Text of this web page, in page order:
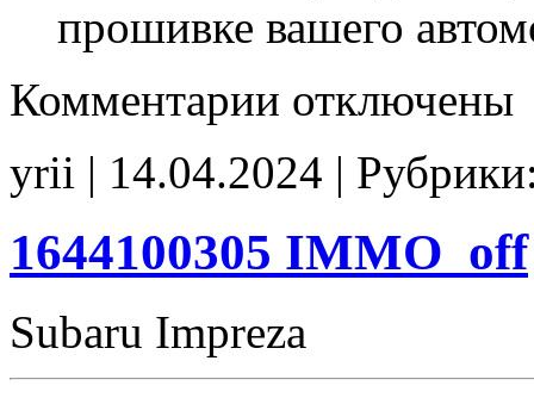
прошивке вашего
Комментарии записи
SAP_off
CHK(fix)
отключены
yrii | 14.04.2024 |
1644100305 IMMO_off
Subaru Impreza